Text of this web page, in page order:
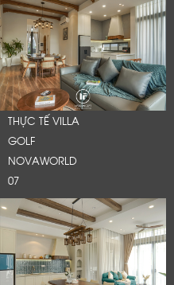
THỰC TẾ VILLA
GOLF
NOVAWORLD
07